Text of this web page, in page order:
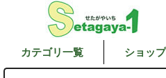
カテゴリ一覧 ショッ